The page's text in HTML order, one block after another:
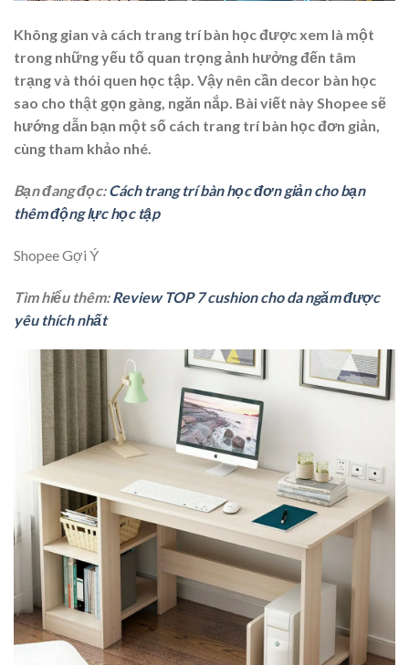
Không gian và cách trang trí bàn họcđược xem là một
trong những yếu tố quan trọng ảnh hưởng đến tâm
trạng và thói quen học tập. Vậy nên cần decor bàn học
sao cho thật gọn gàng, ngăn nắp. Bài viết này Shopee sẽ
hướng dẫn bạn một số cách trang trí bàn học đơn giản,
cùng tham khảo nhé.
Bạn đang đọc:Cách trang trí bàn học đơn giản cho bạn
thêm động lực học tập
Shopee Gợi Ý
Tìm hiểu thêm:Review TOP 7 cushion cho da ngăm được
yêu thích nhất